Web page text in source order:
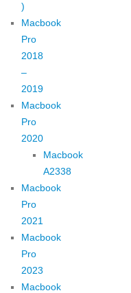
)
Macbook
Pro
2018
–
2019
Macbook
Pro
2020
Macbook
A2338
Macbook
Pro
2021
Macbook
Pro
2023
Macbook